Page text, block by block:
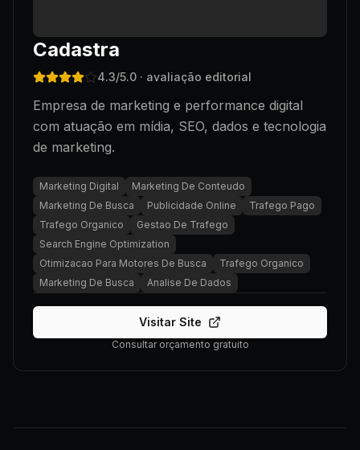
Cadastra
4.3/5.0 · avaliação editorial
Empresa de marketing e performance digital
com atuação em mídia, SEO, dados e tecnologia
de marketing.
Marketing Digital
Marketing De Conteudo
Marketing De Busca
Publicidade Online
Trafego Pago
Trafego Organico
Gestao De Trafego
Search Engine Optimization
Otimizacao Para Motores De Busca
Trafego Organico
Marketing De Busca
Analise De Dados
Visitar Site
Consultar orçamento gratuito